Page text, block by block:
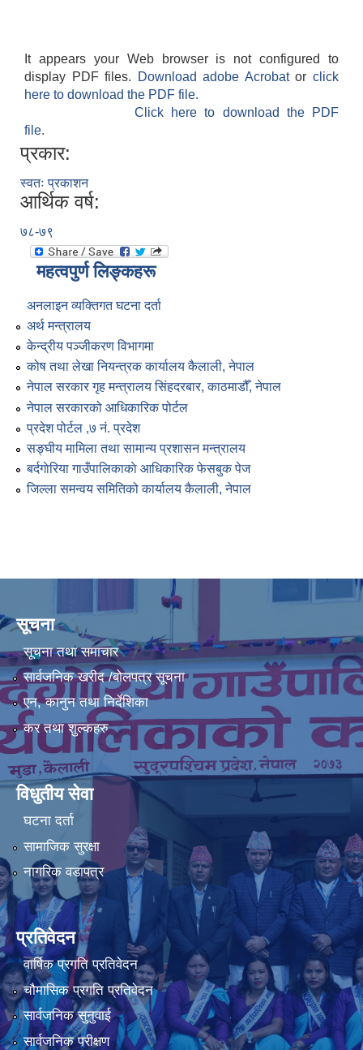
It appears your Web browser is not configured to
display PDF files.
Download adobe Acrobatorclick
here to download the PDF file.
Click here to download the PDF
file.
प्रकार:
स्वतः प्रकाशन
आर्थिक वर्ष:
७८-७९
महत्वपुर्ण लिङ्कहरू
अनलाइन व्यक्तिगत घटना दर्ता
अर्थ मन्त्रालय
केन्द्रीय पञ्जीकरण विभागमा
कोष तथा लेखा नियन्त्रक कार्यालय कैलाली, नेपाल
नेपाल सरकार गृह मन्त्रालय सिंहदरबार, काठमाडौँ, नेपाल
नेपाल सरकारको आधिकारिक पोर्टल
प्रदेश पोर्टल ,७ नं. प्रदेश
सङ्घीय मामिला तथा सामान्य प्रशासन मन्त्रालय
बर्दगाेरिया गाउँपालिकाकाे आधिकारिक फेसबुक पेज
जिल्ला समन्वय समितिको कार्यालय कैलाली, नेपाल
सूचना
सूचना तथा समाचार
सार्वजनिक खरीद /बोलपत्र सूचना
एन, कानुन तथा निर्देशिका
कर तथा शुल्कहरु
विधुतीय सेवा
घटना दर्ता
सामाजिक सुरक्षा
नागरिक वडापत्र
प्रतिवेदन
वार्षिक प्रगति प्रतिवेदन
चौमासिक प्रगति प्रतिवेदन
सार्वजनिक सुनुवाई
सार्वजनिक परीक्षण